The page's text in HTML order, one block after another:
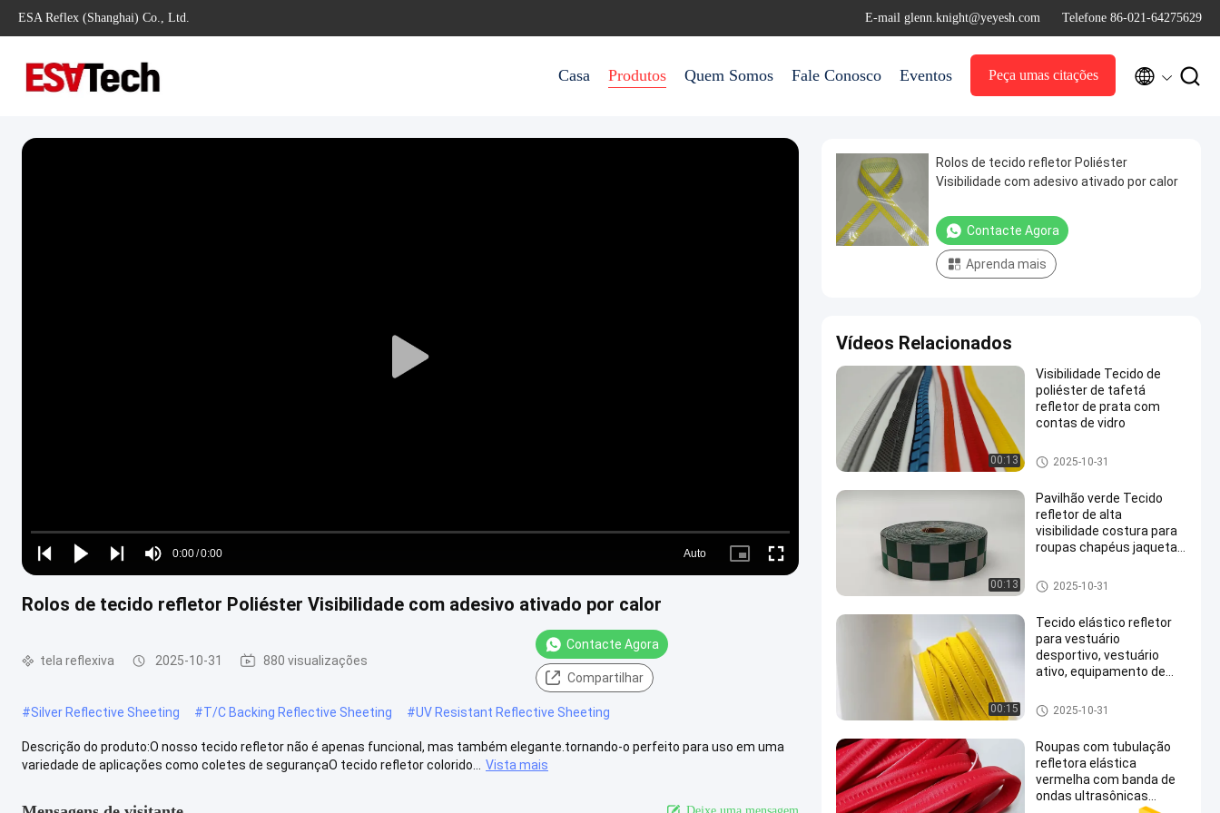
ESA Reflex (Shanghai) Co., Ltd. E-mail glenn.knight@yeyesh.com Telefone 86-021-64275629
Casa Produtos Quem Somos Fale Conosco Eventos Peça umas citações  
Play
Play
Play
Play
Mute
Time
0:00/0:00
Loaded:
0%
Auto
Picture- Fullscreen
Rolos de tecido refletor Poliéster Visibilidade com adesivo ativado por calor
tela reflexiva 2025-10-31 880 visualizações
Contacte Agora
Compartilhar
#Silver Reflective Sheeting #T/C Backing Reflective Sheeting #UV Resistant Reflective Sheeting
Descrição do produto:O nosso tecido refletor não é apenas funcional, mas também elegante.tornando-o perfeito para uso em uma
variedade de aplicações como coletes de segurançaO tecido refletor colorido...
Vista mais
Deixe uma mensagem
Rolos de tecido refletor Poliéster
Visibilidade com adesivo ativado por calor
Contacte Agora
Aprenda mais
Vídeos Relacionados
00:13
Visibilidade Tecido de
poliéster de tafetá
refletor de prata com
contas de vidro
High Visibility Reflective Fabric
2025-10-31
00:13
Pavilhão verde Tecido
refletor de alta
visibilidade costura para
roupas chapéus jaquetas
High Visibility Reflective Fabric
2025-10-31
00:15
Tecido elástico refletor
para vestuário
desportivo, vestuário
ativo, equipamento de
Silver Reflective Fabric
2025-10-31
Roupas com tubulação
refletora elástica
vermelha com banda de
ondas ultrasônicas